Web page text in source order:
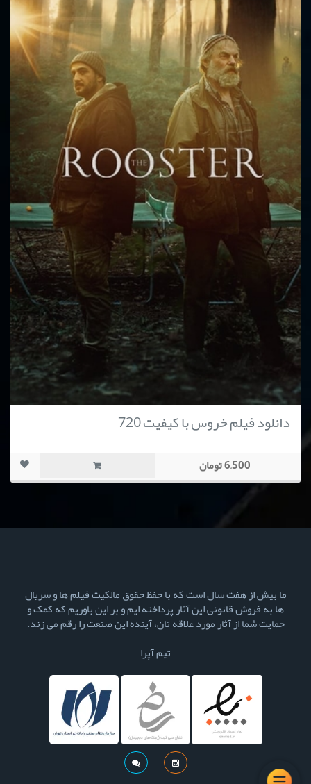
دانلود فیلم خروس با کیفیت 720
6,500 تومان
ما بیش از هفت سال است که با حفظ حقوق مالکیت فیلم ها و سریال
ها به فروش قانونی این آثار پرداخته ایم و بر این باوریم که کمک و
حمایت شما از آثار مورد علاقه تان، آینده این صنعت را رقم می زند.
تیم آپرا